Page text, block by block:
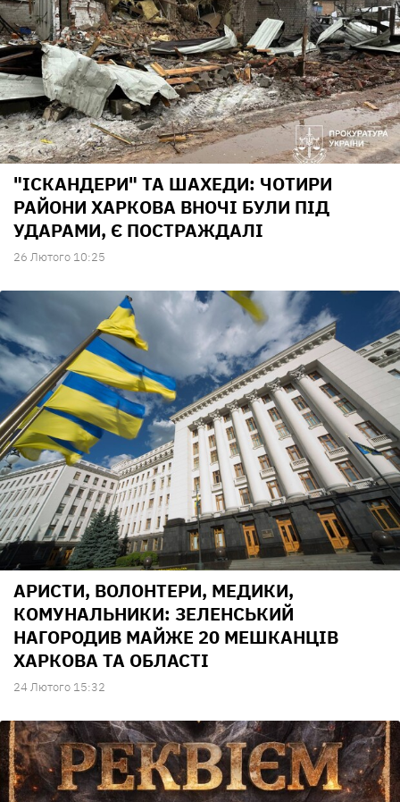
"ІСКАНДЕРИ" ТА ШАХЕДИ: ЧОТИРИ
РАЙОНИ ХАРКОВА ВНОЧІ БУЛИ ПІД
УДАРАМИ, Є ПОСТРАЖДАЛІ
26 Лютого 10:25
АРИСТИ, ВОЛОНТЕРИ, МЕДИКИ,
КОМУНАЛЬНИКИ: ЗЕЛЕНСЬКИЙ
НАГОРОДИВ МАЙЖЕ 20 МЕШКАНЦІВ
ХАРКОВА ТА ОБЛАСТІ
24 Лютого 15:32